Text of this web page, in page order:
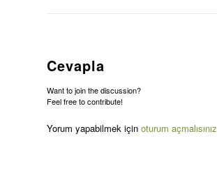
Cevapla
Want to join the discussion?
Feel free to contribute!
Yorum yapabilmek için oturum açmalısınız